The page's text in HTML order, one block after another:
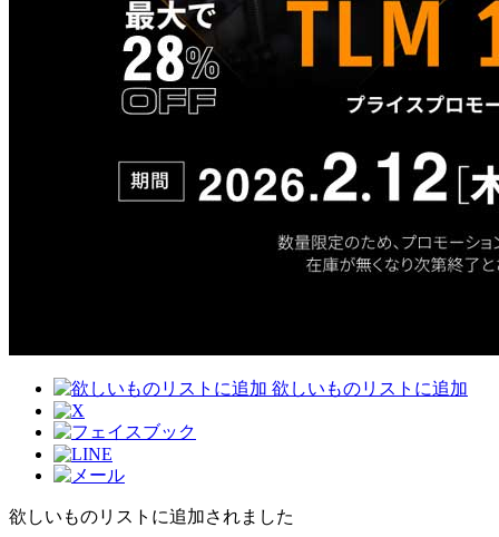
欲しいものリストに追加
欲しいものリストに追加されました